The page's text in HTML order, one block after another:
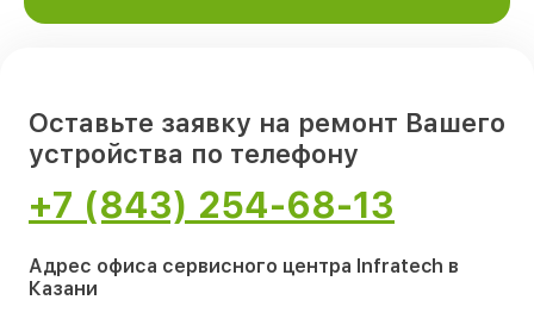
Оставьте заявку на ремонт Вашего
устройства по телефону
+7 (843) 254-68-13
Адрес офиса сервисного центра Infratech в
Казани